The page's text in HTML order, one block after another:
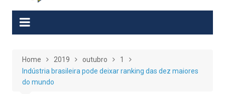
Home 2019 outubro
1
Indústria brasileira pode deixar ranking das dez maiores
do mundo